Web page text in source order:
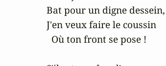
Bat pour un digne dessein,
J'en veux faire le coussin
  Où ton front se pose !